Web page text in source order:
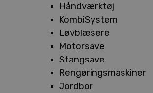
Håndværktøj
KombiSystem
Løvblæsere
Motorsave
Stangsave
Rengøringsmaskiner
Jordbor